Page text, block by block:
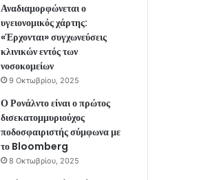
Αναδιαμορφώνεται ο
υγειονομικός χάρτης:
«Έρχονται» συγχωνεύσεις
κλινικών εντός των
νοσοκομείων
9 Οκτωβρίου, 2025
Ο Ρονάλντο είναι ο πρώτος
δισεκατομμυριούχος
ποδοσφαιριστής σύμφωνα με
το Bloomberg
8 Οκτωβρίου, 2025